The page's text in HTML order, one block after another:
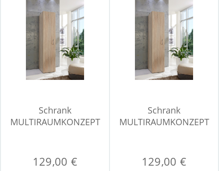
Schrank
MULTIRAUMKONZEPT
129,00 €
Schrank
MULTIRAUMKONZEPT
129,00 €